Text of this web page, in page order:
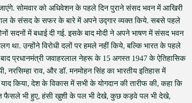
सोमवार को अधिवेशन के पहले दिन पुराने संसद भवन में आखिरी
के संसद के सफर के बारे में अपने उद्गार व्यक्त किये. सबसे पहले
सदनों में बधाई दी गई. इसके बाद मोदी ने अपने भाषण में संसद भवन
था. उन्होंने विरोधी दलों पर हमले नहीं किये, बल्कि भारत के पहले
बाद प्रधानमंत्री जवाहरलाल नेहरू के 15 अगस्त 1947 के ऐतिहासिक
नरसिम्हा राव, और डॉ. मनमोहन सिंह का भारतीय इतिहास में
किया, देश के विकास में सभी के योगदान की तारीफ की, कहा कि
भी हुए, हंसी खुशी के पल भी देखे, कुछ कड़वे पल भी देखे,